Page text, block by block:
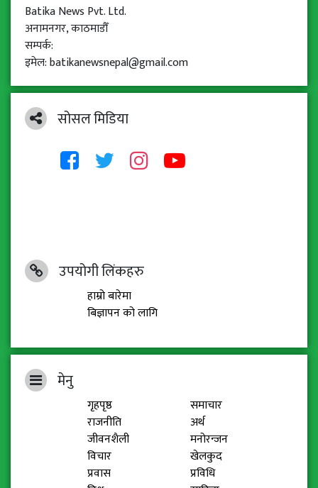
Batika News Pvt. Ltd.
अनामनगर, काठमाडौँ
सम्पर्क:
इमेल: batikanewsnepal@gmail.com
सोसल मिडिया
उपयोगी लिंकहरु
हाम्रो बारेमा
बिज्ञापन को लागि
मेनु
गृहपृष्ठ
समाचार
राजनीति
अर्थ
जीवनशैली
मनोरन्जन
विचार
खेलकुद
प्रवास
प्रविधि